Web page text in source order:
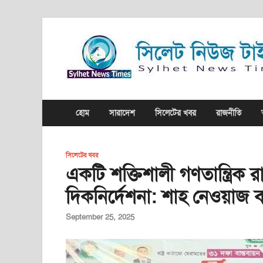
হোম সারাদেশ সিলেটের খবর রাজনীতি
সিলেটের খবর
একটি শক্তিশালী গণতান্ত্রিক
দিকনির্দেশনা: শাহ নেওয়াজ
September 25, 2025